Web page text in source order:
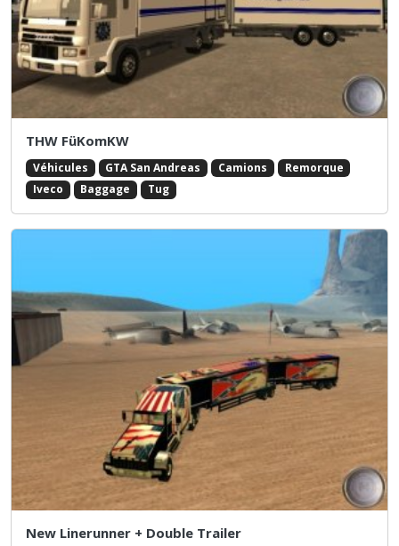
THW FüKomKW
Véhicules GTA San Andreas Camions
Remorque
Iveco
Baggage Tug
New Linerunner + Double Trailer